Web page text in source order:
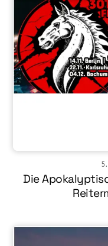
Die